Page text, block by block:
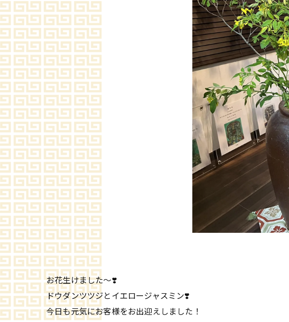
お花生けました〜❣️
ドウダンツツジとイエロージャスミン❣️
今日も元気にお客様をお出迎えしました！